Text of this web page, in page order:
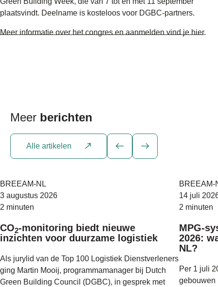
plaatsvindt. Deelname is kosteloos voor DGBC-partners.
Meer informatie over het congres en aanmelden vind je hier.
Meer berichten
Alle artikelen
BREEAM-NL
3 augustus 2026
2 minuten
CO2-monitoring biedt nieuwe
inzichten voor duurzame logistiek
Als jurylid van de Top 100 Logistiek Dienstverleners
ging Martin Mooij, programmamanager bij Dutch
Green Building Council (DGBC), in gesprek met
BREEAM-
14 juli
2 minuten
MPG-
2026:
NL?
Per 1 juli
gebouwen